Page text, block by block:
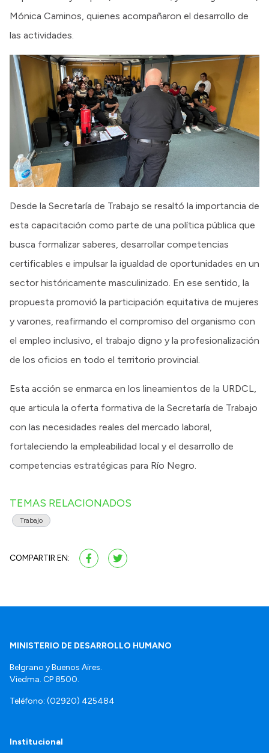
Mónica Caminos, quienes acompañaron el desarrollo de
las actividades.
Desde la Secretaría de Trabajo se resaltó la importancia de
esta capacitación como parte de una política pública que
busca formalizar saberes, desarrollar competencias
certificables e impulsar la igualdad de oportunidades en un
sector históricamente masculinizado. En ese sentido, la
propuesta promovió la participación equitativa de mujeres
y varones, reafirmando el compromiso del organismo con
el empleo inclusivo, el trabajo digno y la profesionalización
de los oficios en todo el territorio provincial.
Esta acción se enmarca en los lineamientos de la URDCL,
que articula la oferta formativa de la Secretaría de Trabajo
con las necesidades reales del mercado laboral,
fortaleciendo la empleabilidad local y el desarrollo de
competencias estratégicas para Río Negro.
TEMAS RELACIONADOS
Trabajo
COMPARTIR EN:
MINISTERIO DE DESARROLLO HUMANO
Belgrano y Buenos Aires.
Viedma. CP 8500.
Teléfono: (02920) 425484
Institucional